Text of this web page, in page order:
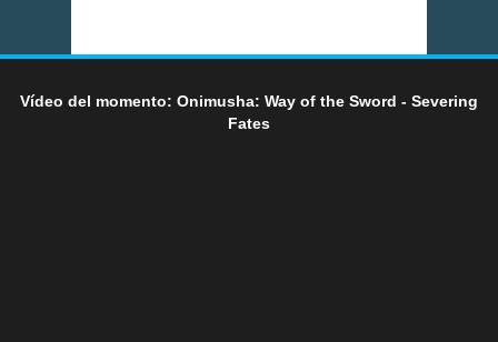
Vídeo del momento: Onimusha: Way of the Sword - Severing
Fates